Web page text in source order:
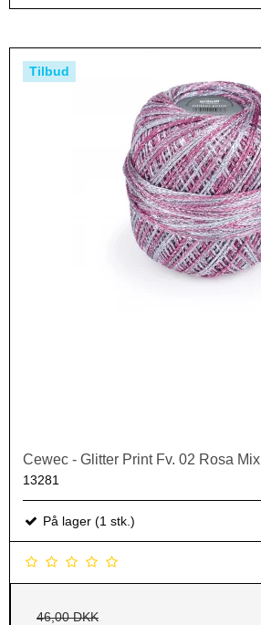
Tilbud
Cewec - Glitter Print Fv. 02 Rosa Mix
13281
På lager (1 stk.)
46,00 DKK